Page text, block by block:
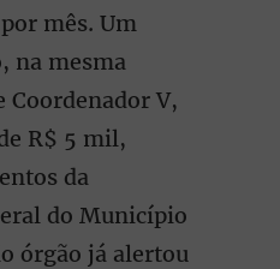
mês. Um
na mesma
Coordenador V,
R$ 5 mil,
da
do Município
órgão já alertou